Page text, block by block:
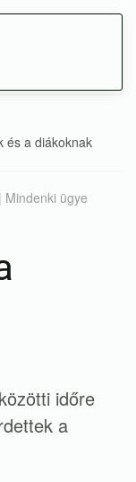
és a diákoknak
Mindenki ügye
időre
a